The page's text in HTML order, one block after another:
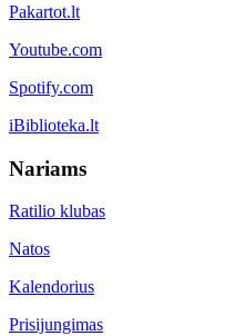
Pakartot.lt
Youtube.com
Spotify.com
iBiblioteka.lt
Nariams
Ratilio klubas
Natos
Kalendorius
Prisijungimas